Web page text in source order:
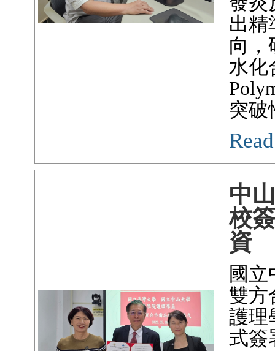
出精
向，
水化
突破
中
校
資
國
雙方
護理
式簽